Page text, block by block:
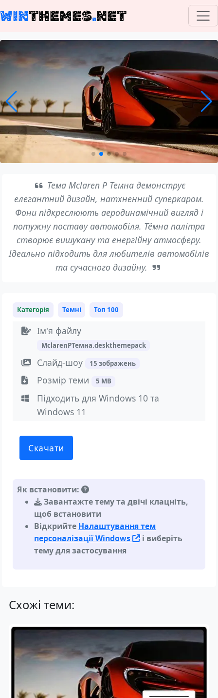
WINTHEMES.NET
Тема Mclaren P Темна демонструє
елегантний дизайн, натхненний суперкаром.
Фони підкреслюють аеродинамічний вигляд і
потужну поставу автомобіля. Тёмна палітра
створює вишукану та енергійну атмосферу.
Ідеально підходить для любителів автомобілів
та сучасного дизайну.
Категорія Темні Топ 100
Ім'я файлу
MclarenPТемна.deskthemepack
Слайд-шоу 15 зображень
Розмір теми 5 MB
Підходить для Windows 10 та
Windows 11
Скачати
Як встановити:
Завантажте тему та двічі клацніть,
щоб встановити
Відкрийте Налаштування тем
персоналізації Windows
і виберіть
тему для застосування
Схожі теми: